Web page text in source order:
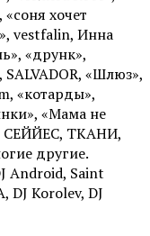
хочет
vestfalin, Инна
«друнк»,
«Шлюз»,
«котарды»,
«Мама не
СЕЙЙЕС, ТКАНИ,
другие.
Android, Saint
DJ Korolev, DJ